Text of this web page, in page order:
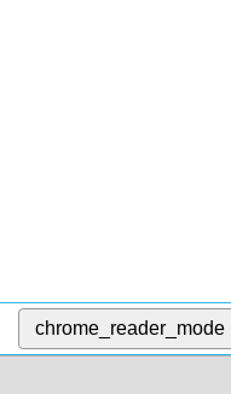
chrome_reader_mode